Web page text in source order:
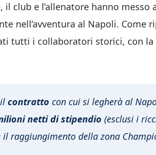
il club e l’allenatore hanno
nell’avventura al Napoli. Come
tutti i collaboratori storici, con la
contratto con cui si legherà al
netti di stipendio (esclusi i
raggiungimento della zona